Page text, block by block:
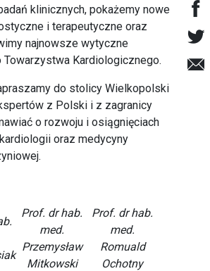
klinicznych, pokażemy nowe
i terapeutyczne oraz
najnowsze wytyczne
Towarzystwa Kardiologicznego.
do stolicy Wielkopolski
z Polski i z zagranicy
o rozwoju i osiągnięciach
oraz medycyny
Prof. dr hab.
med.
Przemysław
Mitkowski
Prof. dr hab.
med.
Romuald
Ochotny